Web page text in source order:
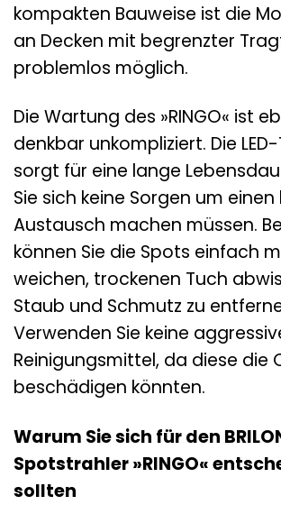
kompakten Bauweise ist die
an Decken mit begrenzter
problemlos möglich.
Die Wartung des »RINGO« ist
denkbar unkompliziert. Die
sorgt für eine lange
Sie sich keine Sorgen um
Austausch machen müssen.
können Sie die Spots einfach
weichen, trockenen Tuch
Staub und Schmutz zu
Verwenden Sie keine
Reinigungsmittel, da diese die
beschädigen könnten.
Warum Sie sich für den
Spotstrahler »RINGO«
sollten